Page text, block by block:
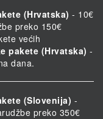
(Hrvatska) - 10€
preko 150€
većih
pakete (Hrvatska) -
dana.
(Slovenija) -
preko 350€